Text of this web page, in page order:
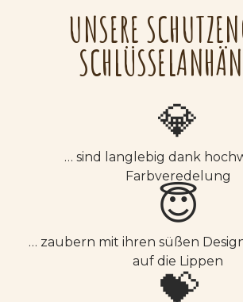
UNSERE
💎
… sind langlebig dank
Farbveredelung
😇
… zaubern mit ihren süßen
auf die Lippen